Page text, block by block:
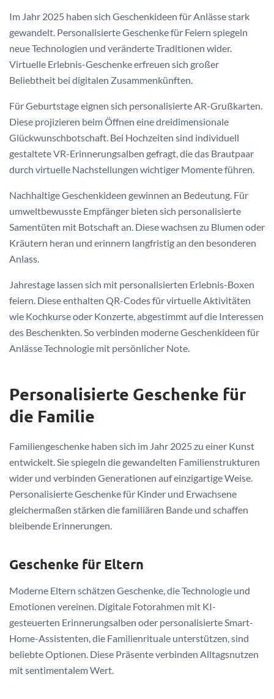
Im Jahr 2025 haben sich Geschenkideen für Anlässe stark
gewandelt. Personalisierte Geschenke für Feiern spiegeln
neue Technologien und veränderte Traditionen wider.
Virtuelle Erlebnis-Geschenke erfreuen sich großer
Beliebtheit bei digitalen Zusammenkünften.
Für Geburtstage eignen sich personalisierte AR-Grußkarten.
Diese projizieren beim Öffnen eine dreidimensionale
Glückwunschbotschaft. Bei Hochzeiten sind individuell
gestaltete VR-Erinnerungsalben gefragt, die das Brautpaar
durch virtuelle Nachstellungen wichtiger Momente führen.
Nachhaltige Geschenkideen gewinnen an Bedeutung. Für
umweltbewusste Empfänger bieten sich personalisierte
Samentüten mit Botschaft an. Diese wachsen zu Blumen oder
Kräutern heran und erinnern langfristig an den besonderen
Anlass.
Jahrestage lassen sich mit personalisierten Erlebnis-Boxen
feiern. Diese enthalten QR-Codes für virtuelle Aktivitäten
wie Kochkurse oder Konzerte, abgestimmt auf die Interessen
des Beschenkten. So verbinden moderne Geschenkideen für
Anlässe Technologie mit persönlicher Note.
Personalisierte Geschenke für
die Familie
Familiengeschenke haben sich im Jahr 2025 zu einer Kunst
entwickelt. Sie spiegeln die gewandelten Familienstrukturen
wider und verbinden Generationen auf einzigartige Weise.
Personalisierte Geschenke für Kinder und Erwachsene
gleichermaßen stärken die familiären Bande und schaffen
bleibende Erinnerungen.
Geschenke für Eltern
Moderne Eltern schätzen Geschenke, die Technologie und
Emotionen vereinen. Digitale Fotorahmen mit KI-
gesteuerten Erinnerungsalben oder personalisierte Smart-
Home-Assistenten, die Familienrituale unterstützen, sind
beliebte Optionen. Diese Präsente verbinden Alltagsnutzen
mit sentimentalem Wert.